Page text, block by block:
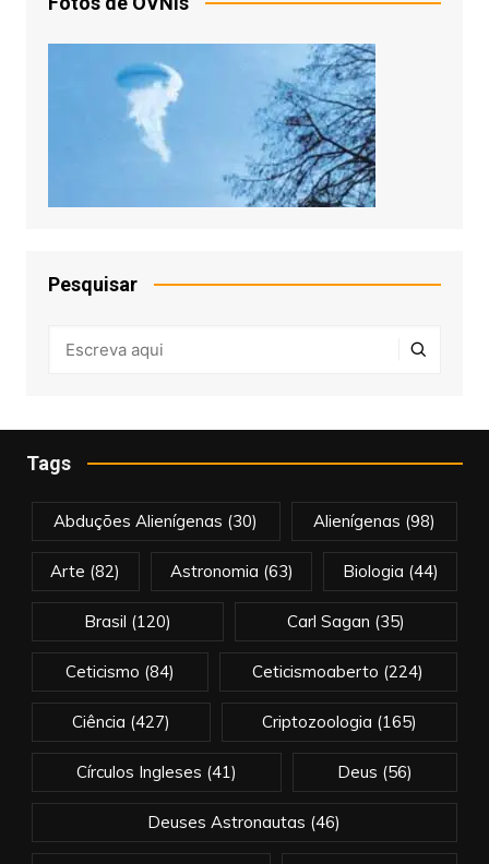
Pesquisar
Tags
Abduções Alienígenas (30) Alienígenas (98)
Arte (82) Astronomia (63) Biologia (44)
Brasil (120) Carl Sagan (35)
Ceticismo (84) Ceticismoaberto (224)
Ciência (427) Criptozoologia (165)
Círculos Ingleses (41) Deus (56)
Deuses Astronautas (46)